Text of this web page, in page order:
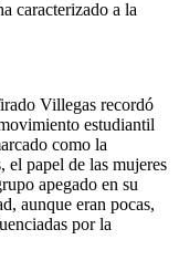
caracterizado a la
Villegas recordó
estudiantil
como la
el papel de las mujeres
apegado en su
aunque eran pocas,
por la